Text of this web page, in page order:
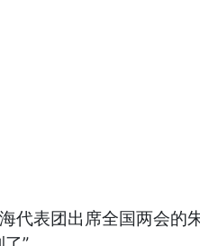
代表团出席全国两会的